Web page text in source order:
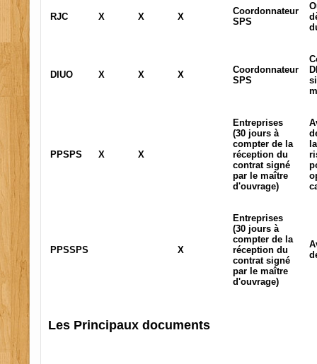
RJC X X X
Coordonnateur
SPS
DIUO X X X
Coordonnateur
SPS
PPSPS X X
Entreprises
(30 jours à
compter de la
réception du
contrat signé
par le maître
d'ouvrage)
PPSSPS X
Entreprises
(30 jours à
compter de la
réception du
contrat signé
par le maître
d'ouvrage)
Les Principaux documents